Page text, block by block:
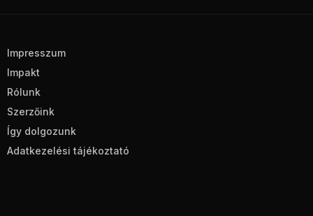
Impresszum
Impakt
Rólunk
Szerzőink
Így dolgozunk
Adatkezelési tájékoztató